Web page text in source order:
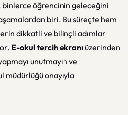
öğrencinin geleceğini
biri. Bu süreçte hem
dikkatli ve bilinçli adımlar
E-okul tercih ekranıüzerinden
unutmayın ve
müdürlüğü onayıyla